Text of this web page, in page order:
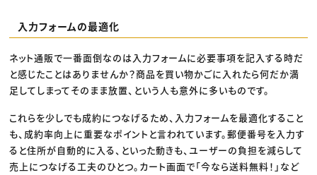
入力フォームの最適化
ネット通販で一番面倒なのは入力フォームに必要事項を記入する時だ
と感じたことはありませんか？商品を買い物かごに入れたら何だか満
足してしまってそのまま放置、という人も意外に多いものです。
これらを少しでも成約につなげるため、入力フォームを最適化すること
も、成約率向上に重要なポイントと言われています。郵便番号を入力す
ると住所が自動的に入る、といった動きも、ユーザーの負担を減らして
売上につなげる工夫のひとつ。カート画面で「今なら送料無料！」など